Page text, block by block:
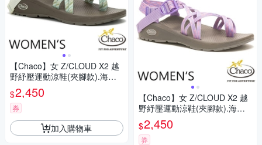
【Chaco】女 Z/CLOUD X2 越
野紓壓運動涼鞋(夾腳款).海灘
鞋_CH-ZLW04-HK23 莎草古卷
$2,450
券
加入購物車
【Chaco】女 Z/CLOUD X2 越
野紓壓運動涼鞋(夾腳款).海灘
鞋_CH-ZLW04-HJ07 熱情紫玫
瑰
$2,450
券